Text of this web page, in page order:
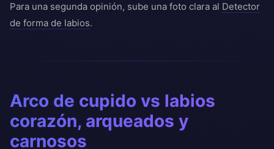
Para una segunda opinión, sube una foto clara al Detector
de forma de labios.
Arco de cupido vs labios
corazón, arqueados y
carnosos